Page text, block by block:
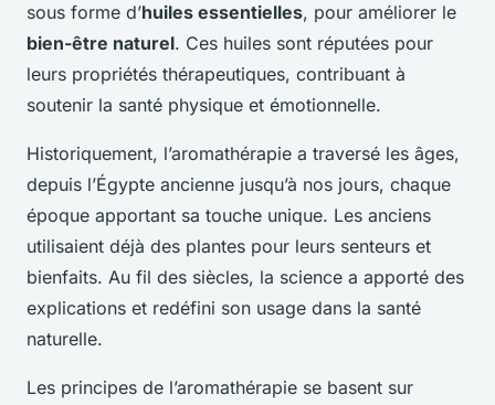
sous forme d’huiles essentielles, pour améliorer le
bien-être naturel. Ces huiles sont réputées pour
leurs propriétés thérapeutiques, contribuant à
soutenir la santé physique et émotionnelle.
Historiquement, l’aromathérapie a traversé les âges,
depuis l’Égypte ancienne jusqu’à nos jours, chaque
époque apportant sa touche unique. Les anciens
utilisaient déjà des plantes pour leurs senteurs et
bienfaits. Au fil des siècles, la science a apporté des
explications et redéfini son usage dans la santé
naturelle.
Les principes de l’aromathérapie se basent sur